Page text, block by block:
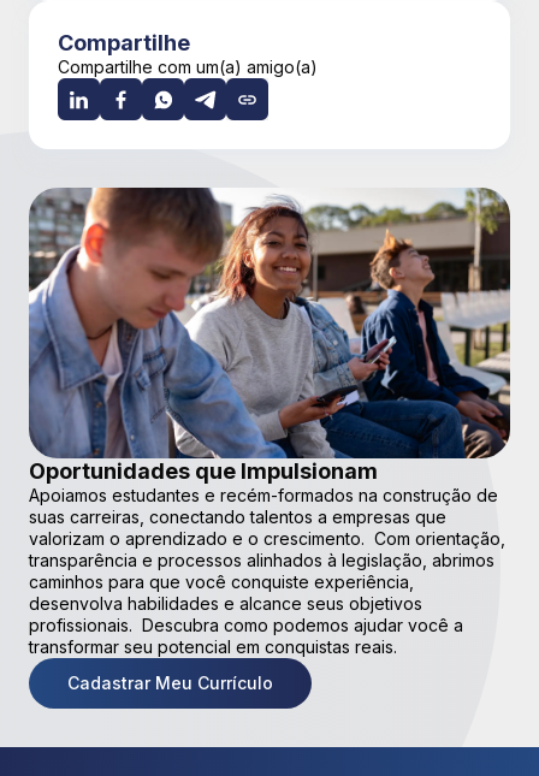
Compartilhe
Compartilhe com um(a) amigo(a)
Oportunidades que Impulsionam
Apoiamos estudantes e recém-formados na construção de
suas carreiras, conectando talentos a empresas que
valorizam o aprendizado e o crescimento. Com orientação,
transparência e processos alinhados à legislação, abrimos
caminhos para que você conquiste experiência,
desenvolva habilidades e alcance seus objetivos
profissionais. Descubra como podemos ajudar você a
transformar seu potencial em conquistas reais.
Cadastrar Meu Currículo